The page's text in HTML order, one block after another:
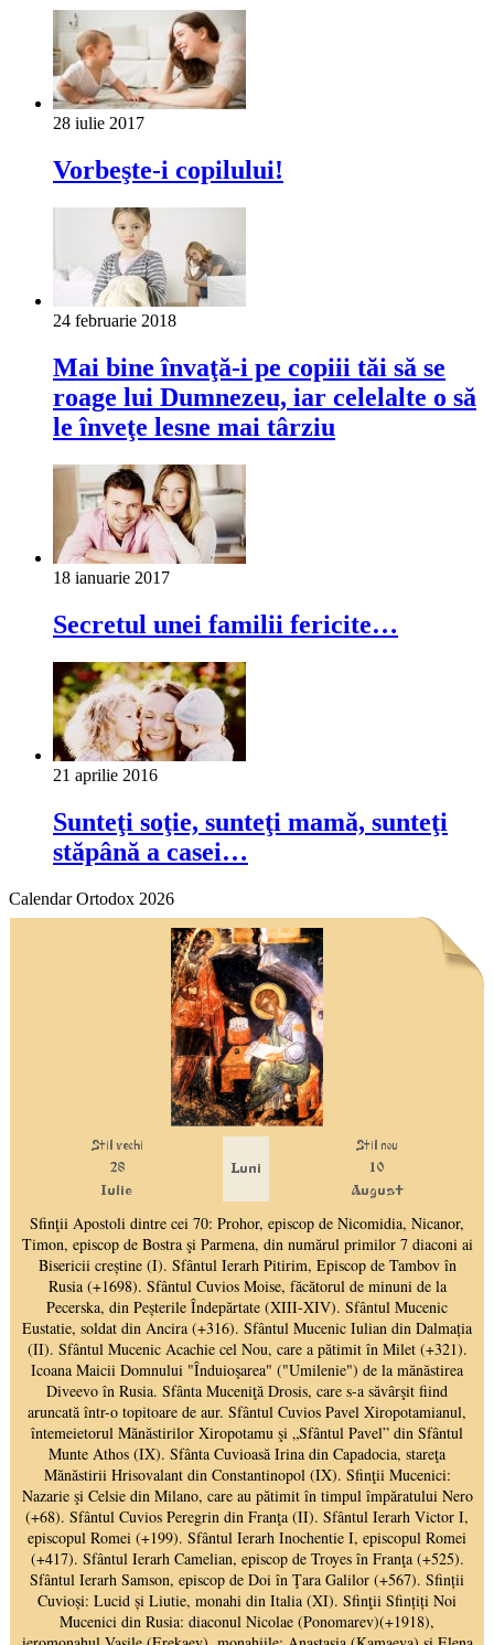
28 iulie 2017
Vorbeşte-i copilului!
24 februarie 2018
Mai bine învaţă-i pe copiii tăi să se
roage lui Dumnezeu, iar celelalte o să
le înveţe lesne mai târziu
18 ianuarie 2017
Secretul unei familii fericite…
21 aprilie 2016
Sunteţi soţie, sunteţi mamă, sunteţi
stăpână a casei…
Calendar Ortodox 2026